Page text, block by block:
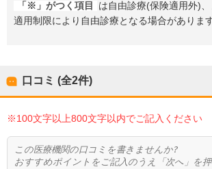
「※」がつく項目
は自由診療(保険適用外)
適用制限により自由診療となる場合があります
口コミ (全2件)
※100文字以上800文字以内でご記入ください